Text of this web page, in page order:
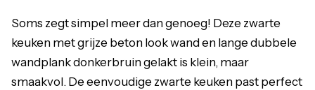
Soms zegt simpel meer dan genoeg! Deze zwarte
keuken met grijze beton look wand en lange dubbele
wandplank donkerbruin gelakt is klein, maar
smaakvol. De eenvoudige zwarte keuken past perfect